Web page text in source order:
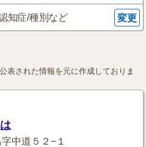
知症/種別など 変更
表された情報を元に作成しておりま
中道５２−１